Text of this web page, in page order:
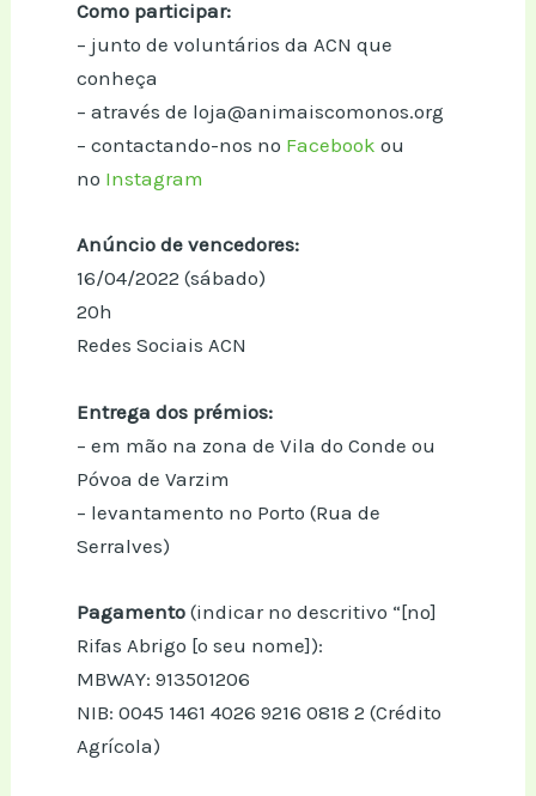
Como participar:
– junto de voluntários da ACN que
conheça
– através de loja@animaiscomonos.org
– contactando-nos no Facebookou
no Instagram
Anúncio de vencedores:
16/04/2022 (sábado)
20h
Redes Sociais ACN
Entrega dos prémios:
– em mão na zona de Vila do Conde ou
Póvoa de Varzim
– levantamento no Porto (Rua de
Serralves)
Pagamento (indicar no descritivo “[nº]
Rifas Abrigo [o seu nome]):
MBWAY: 913501206
NIB: 0045 1461 4026 9216 0818 2 (Crédito
Agrícola)